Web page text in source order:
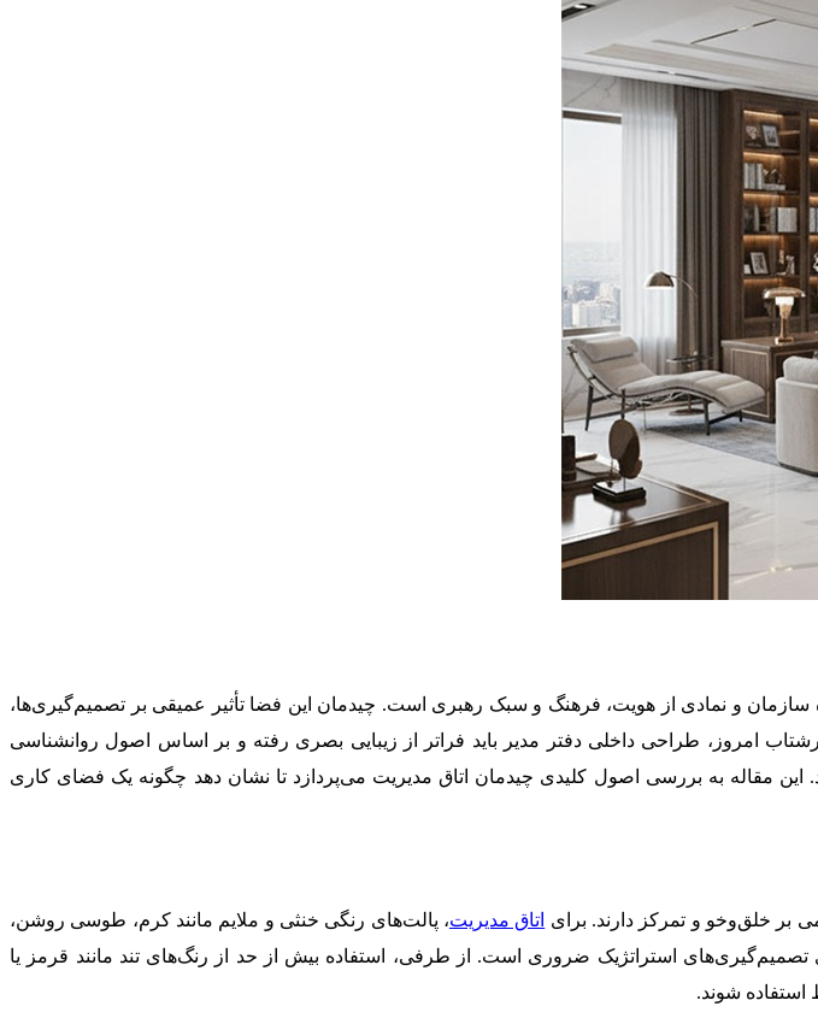
سازمان و نمادی از هویت، فرهنگ و سبک رهبری است. چیدمان این فضا تأثیر عمیقی بر تصمیم‌گیری‌ها،
امروز، طراحی داخلی دفتر مدیر باید فراتر از زیبایی بصری رفته و بر اساس اصول روانشناسی
مقاله به بررسی اصول کلیدی چیدمان اتاق مدیریت می‌پردازد تا نشان دهد چگونه یک فضای کاری
بر خلق‌وخو و تمرکز دارند. برای اتاق مدیریت، پالت‌های رنگی خنثی و ملایم مانند کرم، طوسی روشن،
تصمیم‌گیری‌های استراتژیک ضروری است. از طرفی، استفاده بیش از حد از رنگ‌های تند مانند قرمز یا
استفاده شوند.